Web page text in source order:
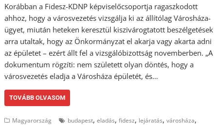
Korábban a Fidesz-KDNP képviselőcsoportja ragaszkodott
ahhoz, hogy a városvezetés vizsgálja ki az állítólag Városháza-
ügyet, miután heteken keresztül kiszivárogtatott beszélgetések
arra utaltak, hogy az Önkormányzat el akarja vagy akarta adni
az épületet – ezért állt fel a vizsgálóbizottság novemberben. „A
dokumentum rögzíti: nem született olyan döntés, hogy a
városvezetés eladja a Városháza épületét, és…
TOVÁBB OLVASOM
Magyarország budapest,eladás,fidesz, lejáratás,városháza,